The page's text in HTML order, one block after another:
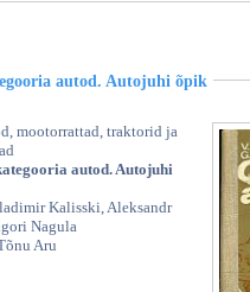
autod. Autojuhi õpik
mootorrattad, traktorid ja
autod. Autojuhi
Kalisski, Aleksandr
Nagula
Aru